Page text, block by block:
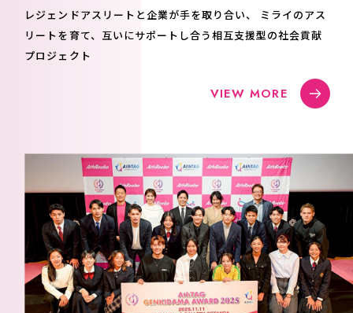
レジェンドアスリートと企業が手を取り合い、
ミライのアス
リートを育て、互いにサポートし合う相互支援型の社会貢献
プロジェクト
VIEW MORE